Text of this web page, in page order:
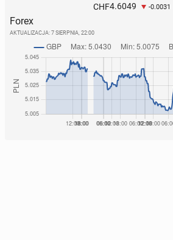
CHF4.6049 -0.0031
Forex
AKTUALIZACJA: 7 SIERPNIA, 22:00